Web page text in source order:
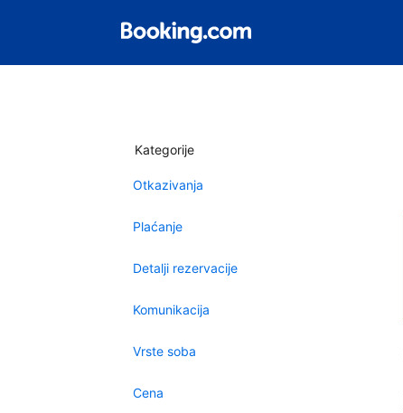
Kategorije
Otkazivanja
Plaćanje
Detalji rezervacije
Komunikacija
Vrste soba
Cena